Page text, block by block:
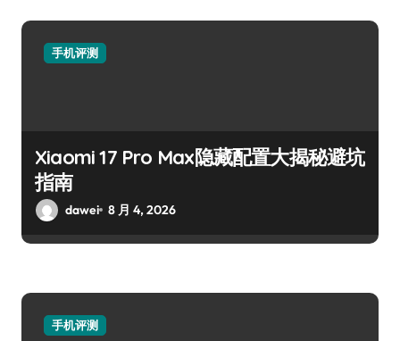
手机评测
Xiaomi 17 Pro Max隐藏配置大揭秘避坑
指南
dawei 8 月 4, 2026
手机评测